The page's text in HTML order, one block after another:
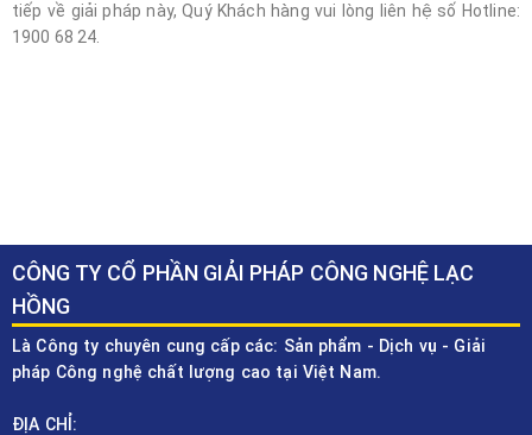
tiếp về giải pháp này, Quý Khách hàng vui lòng liên hệ số Hotline:
1900 68 24.
CÔNG TY CỔ PHẦN GIẢI PHÁP CÔNG NGHỆ LẠC
HỒNG
Là Công ty chuyên cung cấp các: Sản phẩm - Dịch vụ - Giải
pháp Công nghệ chất lượng cao tại Việt Nam.
ĐỊA CHỈ: